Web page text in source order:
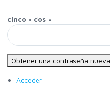
cinco × dos =
Obtener una contraseña nueva
Acceder